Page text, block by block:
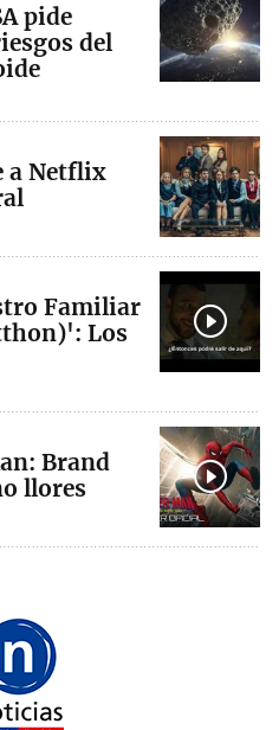
pide
del
a Netflix
Familiar
Los
Brand
llores